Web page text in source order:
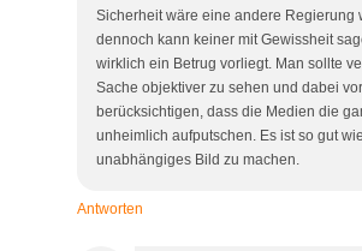
Sicherheit wäre eine andere Regierung
dennoch kann keiner mit Gewissheit
wirklich ein Betrug vorliegt. Man sollte
Sache objektiver zu sehen und dabei
berücksichtigen, dass die Medien die
unheimlich aufputschen. Es ist so gut
unabhängiges Bild zu machen.
Antworten